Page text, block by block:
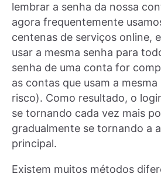
lembrar a senha da nossa
agora frequentemente
centenas de serviços online,
usar a mesma senha para
senha de uma conta for
as contas que usam a
risco). Como resultado, o
se tornando cada vez mais
gradualmente se tornando a
principal.
Existem muitos métodos